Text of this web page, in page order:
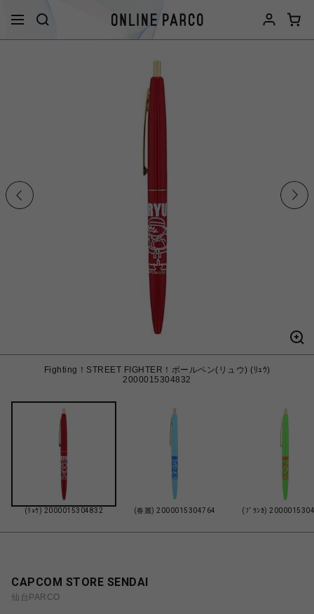
Fighting！STREET FIGHTER！ボールペン(リュウ) (ﾘｭｳ)
2000015304832
(ﾘｭｳ) 2000015304832 (春麗) 2000015304764 (ﾌﾞﾗﾝｶ)
CAPCOM STORE SENDAI
仙台PARCO